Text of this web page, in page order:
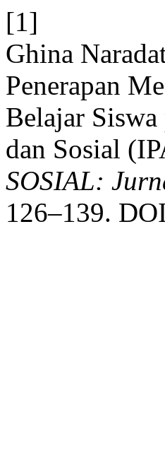
[1]
Ghina
Penerapan
Belajar
dan Sosial
SOSIAL:
126–139.